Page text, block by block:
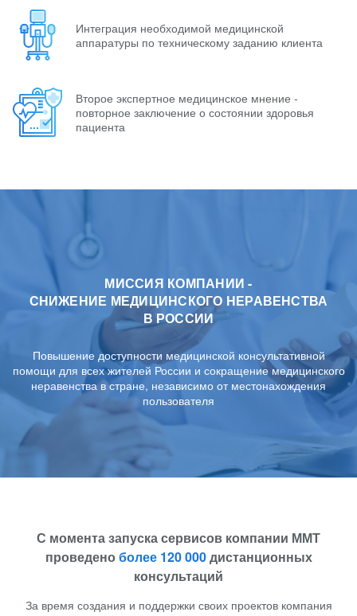
Интеграция необходимой медицинской
аппаратуры по техническому заданию клиента
Второе экспертное медицинское мнение -
повторное заключение о состоянии здоровья
пациента
МИССИЯ КОМПАНИИ -
СНИЖЕНИЕ МЕДИЦИНСКОГО НЕРАВЕНСТВА
В РОССИИ
Повышение доступности медицинской консультативной
помощи для всех жителей России и сокращение медицинского
неравенства в стране, независимо от местонахождения
пользователя
С момента запуска сервисов компании ММТ
проведено более 120 000дистанционных
консультаций
За время создания и поддержки своих проектов компания